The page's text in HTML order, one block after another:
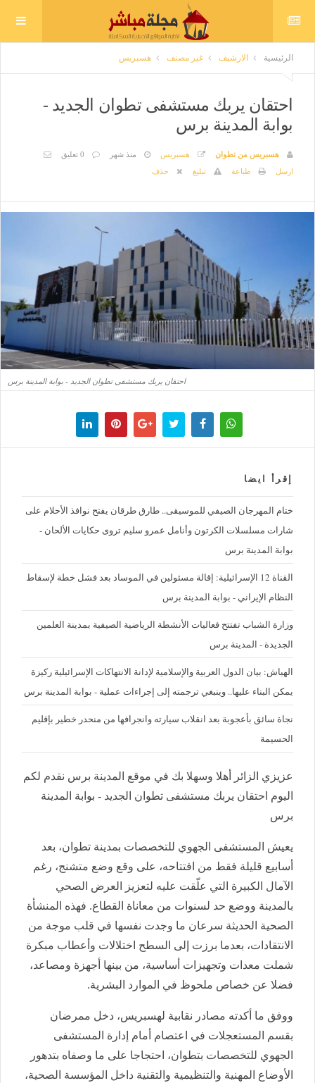
الرئيسية الارشيف غير مصنف هسبريس
احتقان يربك مستشفى تطوان الجديد -
بوابة المدينة برس
هسبريس من تطوان هسبريس منذ شهر
0 تعليق
ارسل
طباعة تبليغ حذف
احتقان يربك مستشفى تطوان الجديد - بوابة المدينة برس
إقرأ ايضا
ختام المهرجان الصيفي للموسيقى.. طارق طرقان يفتح نوافذ الأحلام على
شارات مسلسلات الكرتون وأنامل عمرو سليم تروى حكايات الألحان -
بوابة المدينة برس
القناة 12 الإسرائيلية: إقالة مسئولين في الموساد بعد فشل خطة لإسقاط
النظام الإيراني - بوابة المدينة برس
وزارة الشباب تفتتح فعاليات الأنشطة الرياضية الصيفية بمدينة العلمين
الجديدة - المدينة برس
الهباش: بيان الدول العربية والإسلامية لإدانة الانتهاكات الإسرائيلية ركيزة
يمكن البناء عليها.. وينبغي ترجمته إلى إجراءات عملية - بوابة المدينة برس
نجاة سائق بأعجوبة بعد انقلاب سيارته وانجرافها من منحدر خطير بإقليم
الحسيمة
عزيزي الزائر أهلا وسهلا بك في موقع المدينة برس نقدم لكم
اليوم احتقان يربك مستشفى تطوان الجديد - بوابة المدينة
برس
يعيش المستشفى الجهوي للتخصصات بمدينة تطوان، بعد
أسابيع قليلة فقط من افتتاحه، على وقع وضع متشنج، رغم
الآمال الكبيرة التي علّقت عليه لتعزيز العرض الصحي
بالمدينة ووضع حد لسنوات من معاناة القطاع. فهذه المنشأة
الصحية الحديثة سرعان ما وجدت نفسها في قلب موجة من
الانتقادات، بعدما برزت إلى السطح اختلالات وأعطاب مبكرة
شملت معدات وتجهيزات أساسية، من بينها أجهزة ومصاعد،
فضلا عن خصاص ملحوظ في الموارد البشرية.
ووفق ما أكدته مصادر نقابية لهسبريس، دخل ممرضان
بقسم المستعجلات في اعتصام أمام إدارة المستشفى
الجهوي للتخصصات بتطوان، احتجاجا على ما وصفاه بتدهور
الأوضاع المهنية والتنظيمية والتقنية داخل المؤسسة الصحية،